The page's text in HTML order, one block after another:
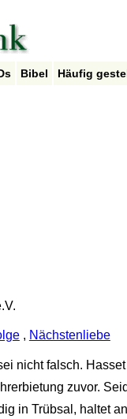
Bibel Häufig
, Nächstenliebe
nicht falsch.
zuvor.
in Trübsal, haltet